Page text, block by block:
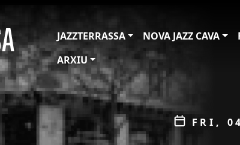
JAZZTERRASSA
NOVA JAZZ CAVA
ARXIU
ÀMBIT
Data
FRI,